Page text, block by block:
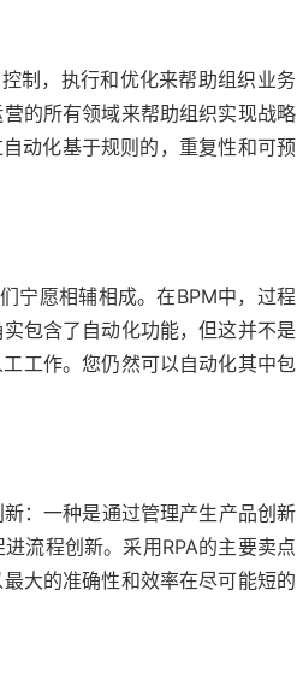
制，执行和优化来帮助组织业务
的所有领域来帮助组织实现战略
自动化基于规则的，重复性和可预
宁愿相辅相成。在BPM中，过程
包含了自动化功能，但这并不是
工作。您仍然可以自动化其中包
：一种是通过管理产生产品创新
流程创新。采用RPA的主要卖点
大的准确性和效率在尽可能短的